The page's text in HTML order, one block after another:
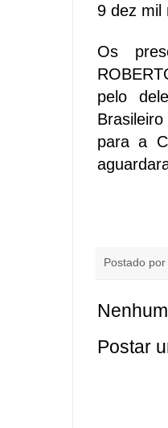
9 dez mil
Os
pelo
para a
Postado por
Postar